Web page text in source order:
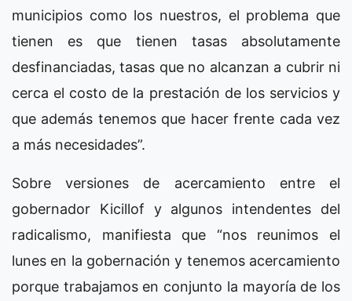
municipios como los nuestros, el problema que
tienen es que tienen tasas absolutamente
desfinanciadas, tasas que no alcanzan a cubrir ni
cerca el costo de la prestación de los servicios y
que además tenemos que hacer frente cada vez
a más necesidades”.
Sobre versiones de acercamiento entre el
gobernador Kicillof y algunos intendentes del
radicalismo, manifiesta que “nos reunimos el
lunes en la gobernación y tenemos acercamiento
porque trabajamos en conjunto la mayoría de los